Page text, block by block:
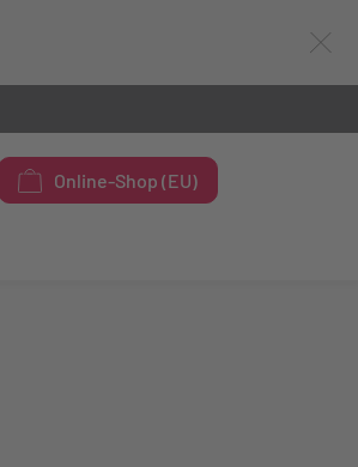
Online-Shop (EU)